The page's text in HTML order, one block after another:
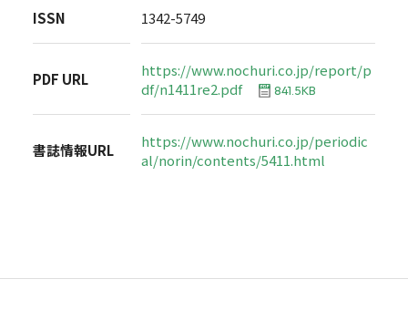
ISSN 1342-5749
PDF URL
https://www.nochuri.co.jp/report/p
df/n1411re2.pdf
841.5KB
書誌情報URL
https://www.nochuri.co.jp/periodic
al/norin/contents/5411.html